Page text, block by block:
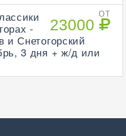
ОТ
23000
-
и Снетогорский
3 дня + ж/д или